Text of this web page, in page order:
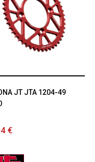
JT JTA 1204-49
€